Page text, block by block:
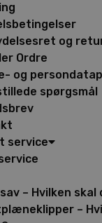
og
Ordre
og
spørgsmål
service
– Hvilken
–